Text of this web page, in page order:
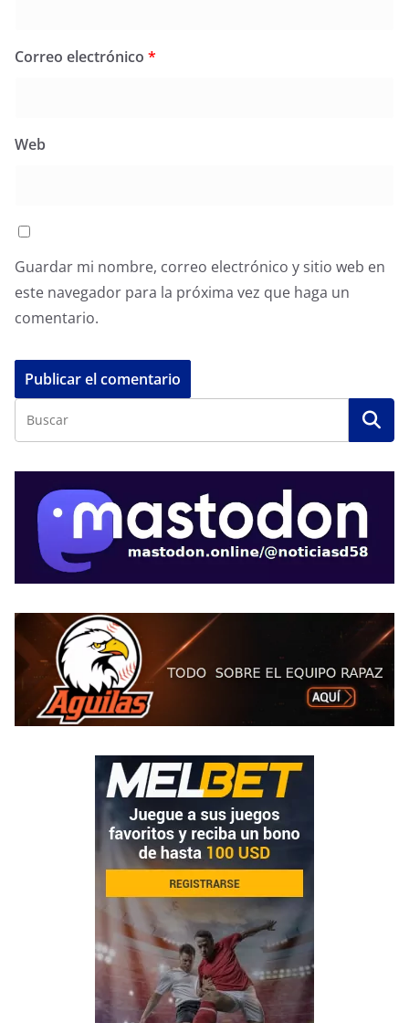
Correo electrónico *
Web
Guardar mi nombre, correo electrónico y sitio web en
este navegador para la próxima vez que haga un
comentario.